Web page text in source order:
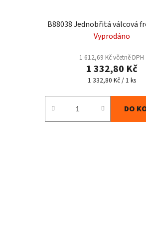
B88038 Jednobřitá válcová
Vyprodáno
1 612,69 Kč včetně DPH
1 332,80 Kč
Měrná
1 332,80 Kč / 1 ks
DO